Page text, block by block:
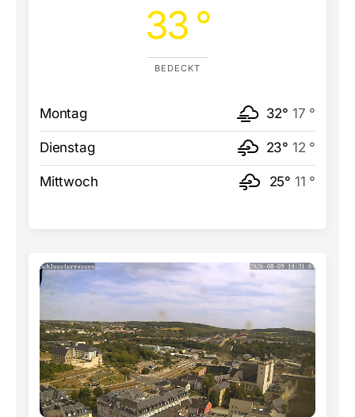
33 °
BEDECKT
Montag 32° 17 °
Dienstag 23° 12 °
Mittwoch 25° 11 °